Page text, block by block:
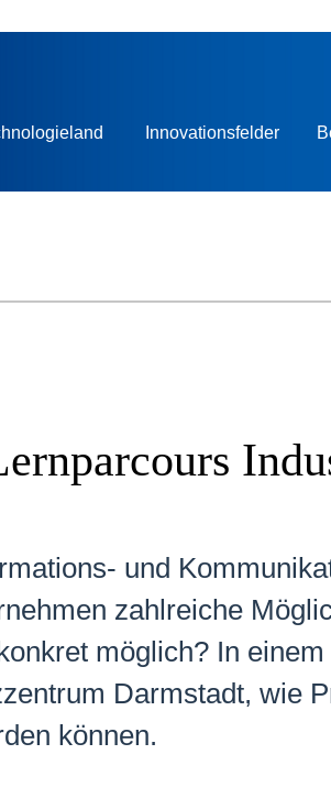
Innovationsfelder
und
zahlreiche
möglich? In
Darmstadt, wie
können.